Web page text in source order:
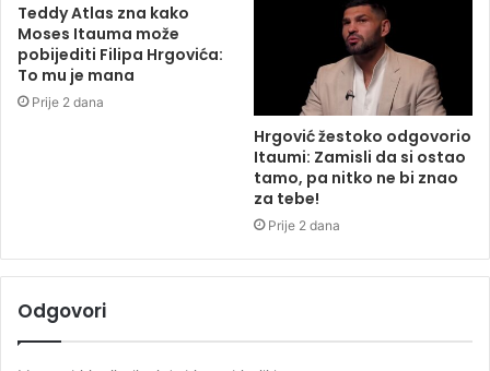
Teddy Atlas zna kako
Moses Itauma može
pobijediti Filipa Hrgovića:
To mu je mana
Prije 2 dana
Hrgović žestoko odgovorio
Itaumi: Zamisli da si ostao
tamo, pa nitko ne bi znao
za tebe!
Prije 2 dana
Odgovori